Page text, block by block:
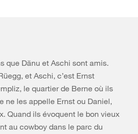
que Dänu et Aschi sont amis.
et Aschi, c’est Ernst
le quartier de Berne où ils
ne les appelle Ernst ou Daniel,
Quand ils évoquent le bon vieux
au cowboy dans le parc du